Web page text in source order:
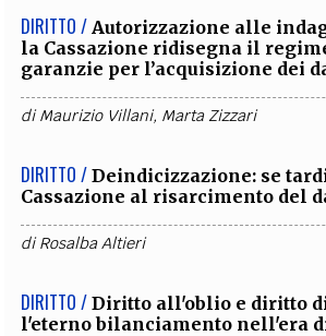
DIRITTO / Autorizzazione alle
la Cassazione ridisegna il
garanzie per l’acquisizione dei
diMaurizio Villani, Marta Zizzari
DIRITTO / Deindicizzazione: se
Cassazione al risarcimento del
diRosalba Altieri
DIRITTO / Diritto all'oblio e diritto
l'eterno bilanciamento nell'era